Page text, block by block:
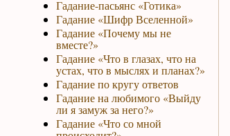
Гадание-пасьянс «Готика»
Гадание «Шифр Вселенной»
Гадание «Почему мы не
вместе?»
Гадание «Что в глазах, что на
устах, что в мыслях и планах?»
Гадание по кругу ответов
Гадание на любимого «Выйду
ли я замуж за него?»
Гадание «Что со мной